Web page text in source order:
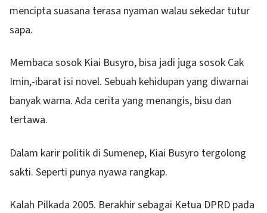
mencipta suasana terasa nyaman walau sekedar tutur
sapa.
Membaca sosok Kiai Busyro, bisa jadi juga sosok Cak
Imin,-ibarat isi novel. Sebuah kehidupan yang diwarnai
banyak warna. Ada cerita yang menangis, bisu dan
tertawa.
Dalam karir politik di Sumenep, Kiai Busyro tergolong
sakti. Seperti punya nyawa rangkap.
Kalah Pilkada 2005. Berakhir sebagai Ketua DPRD pada